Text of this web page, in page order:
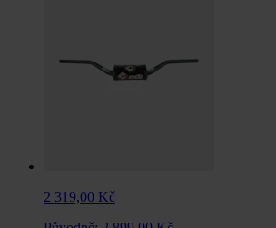
2 319,00 Kč